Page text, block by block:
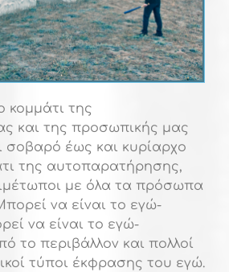
κομμάτι της
και της προσωπικής μας
σοβαρό έως και κυρίαρχο
της αυτοπαρατήρησης,
με όλα τα πρόσωπα
να είναι το εγώ-
να είναι το εγώ-
το περιβάλλον και πολλοί
τύποι έκφρασης του εγώ.